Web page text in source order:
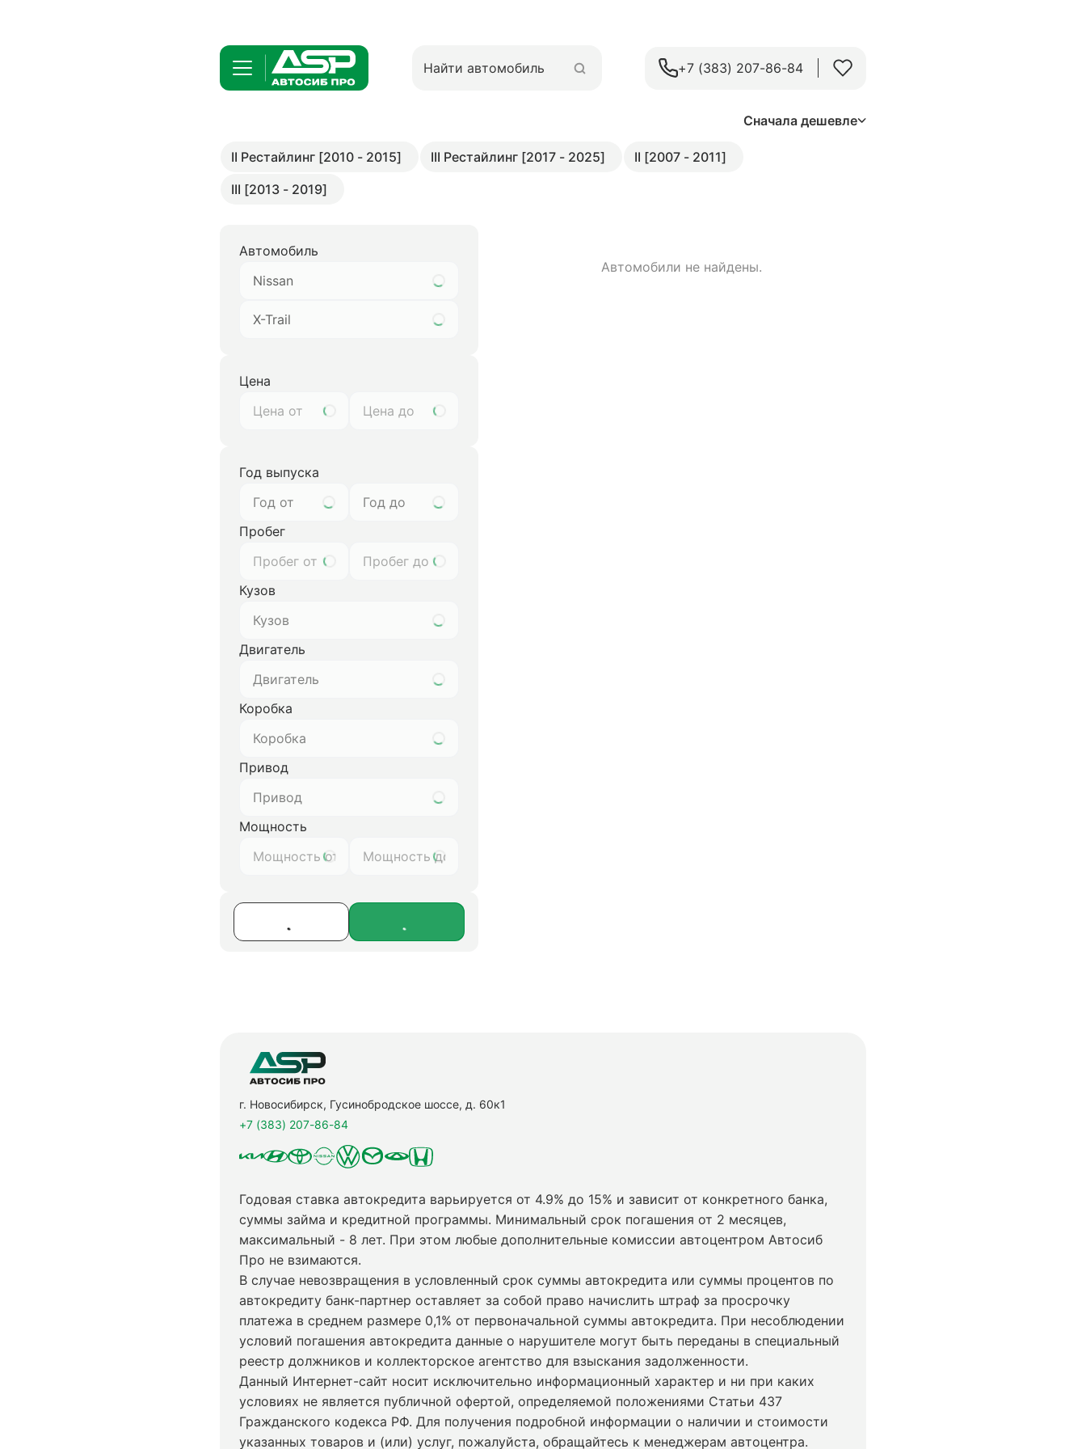
+7 (383) 207-86-84
Сначала дешевле
II Рестайлинг [2010 - 2015] III Рестайлинг [2017 - 2025]
II [2007 - 2011]
III [2013 - 2019]
Автомобиль
Nissan
X-Trail
Цена
Год выпуска
Год от
Год до
Пробег
Кузов
Кузов
Двигатель
Двигатель
Коробка
Коробка
Привод
Привод
Мощность
Автомобили не найдены.
г. Новосибирск, Гусинобродское шоссе, д. 60к1
+7 (383) 207-86-84
Годовая ставка автокредита варьируется от 4.9% до 15% и зависит от конкретного банка,
суммы займа и кредитной программы. Минимальный срок погашения от 2 месяцев,
максимальный - 8 лет. При этом любые дополнительные комиссии автоцентром Автосиб
Про не взимаются.
В случае невозвращения в условленный срок суммы автокредита или суммы процентов по
автокредиту банк-партнер оставляет за собой право начислить штраф за просрочку
платежа в среднем размере 0,1% от первоначальной суммы автокредита. При несоблюдении
условий погашения автокредита данные о нарушителе могут быть переданы в специальный
реестр должников и коллекторское агентство для взыскания задолженности.
Данный Интернет-сайт носит исключительно информационный характер и ни при каких
условиях не является публичной офертой, определяемой положениями Статьи 437
Гражданского кодекса РФ. Для получения подробной информации о наличии и стоимости
указанных товаров и (или) услуг, пожалуйста, обращайтесь к менеджерам автоцентра.